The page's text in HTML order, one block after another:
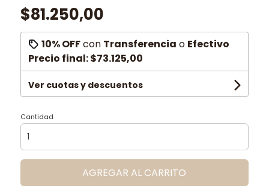
$81.250,00
10% OFFcon Transferencia o Efectivo
Precio final:$73.125,00
Ver cuotas y descuentos
Cantidad
AGREGAR AL CARRITO